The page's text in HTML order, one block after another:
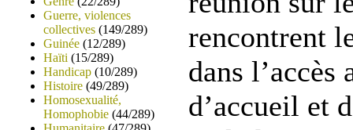
Guerre, violences
collectives (149/289)
Guinée (12/289)
Haïti (15/289)
Handicap (10/289)
Histoire (49/289)
Homosexualité,
Homophobie (44/289)
rencontrent
dans l’accès
d’accueil et